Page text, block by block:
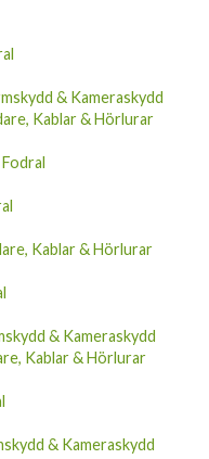
& Kameraskydd
Kablar & Hörlurar
Kablar & Hörlurar
& Kameraskydd
Kablar & Hörlurar
& Kameraskydd